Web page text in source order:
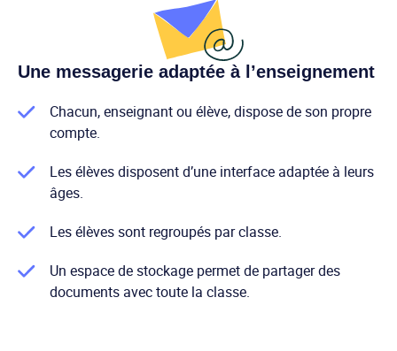
Une messagerie adaptée à l’enseignement
Chacun, enseignant ou élève, dispose de son propre
compte.
Les élèves disposent d’une interface adaptée à leurs
âges.
Les élèves sont regroupés par classe.
Un espace de stockage permet de partager des
documents avec toute la classe.